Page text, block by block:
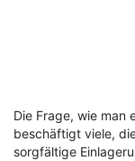
Die Frage, wie man
beschäftigt viele,
sorgfältige